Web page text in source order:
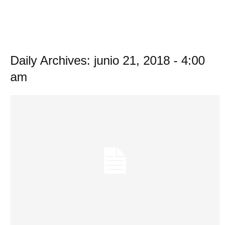
Daily Archives: junio 21, 2018 - 4:00
am